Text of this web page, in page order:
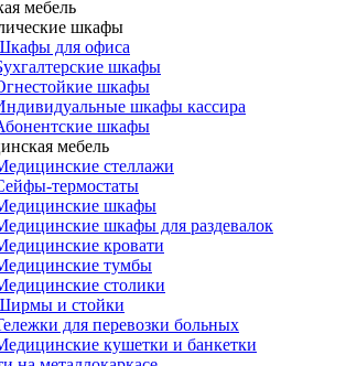
мебель
шкафы
для офиса
шкафы
шкафы
шкафы кассира
шкафы
мебель
стеллажи
термостаты
шкафы
шкафы для раздевалок
кровати
тумбы
столики
и стойки
для перевозки больных
кушетки и банкетки